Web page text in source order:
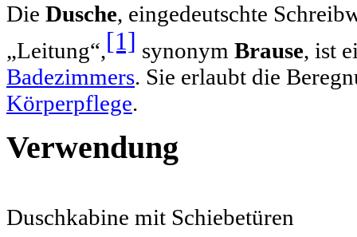
Die Dusche, eingedeutschte
„Leitung“,[1] synonym Brause, ist
Badezimmers. Sie erlaubt die
Körperpflege.
Verwendung
Duschkabine mit Schiebetüren